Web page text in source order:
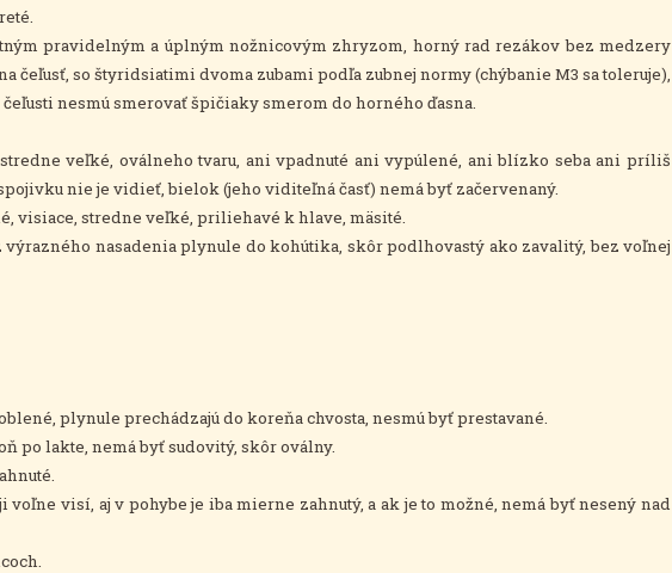
pravidelným a úplným nožnicovým zhryzom, horný rad rezákov bez medzery
čeľusť, so štyridsiatimi dvoma zubami podľa zubnej normy (chýbanie M3 sa toleruje),
nesmú smerovať špičiaky smerom do horného ďasna.
veľké, oválneho tvaru, ani vpadnuté ani vypúlené, ani blízko seba ani príliš
nie je vidieť, bielok (jeho viditeľná časť) nemá byť začervenaný.
visiace, stredne veľké, priliehavé k hlave, mäsité.
nasadenia plynule do kohútika, skôr podlhovastý ako zavalitý, bez voľnej
plynule prechádzajú do koreňa chvosta, nesmú byť prestavané.
po lakte, nemá byť sudovitý, skôr oválny.
voľne visí, aj v pohybe je iba mierne zahnutý, a ak je to možné, nemá byť nesený nad